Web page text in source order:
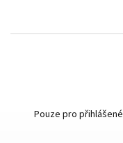
Pouze pro přihlášené